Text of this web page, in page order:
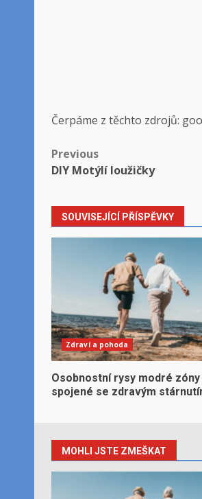
Čerpáme z těchto zdrojů:
Post
navigation
Previous
DIY Motýlí loužičky
SOUVISEJÍCÍ PŘÍSPĚVKY
Zdraví a pohoda
Osobnostní rysy modré zóny
spojené se zdravým
MOHLI JSTE ZMEŠKAT